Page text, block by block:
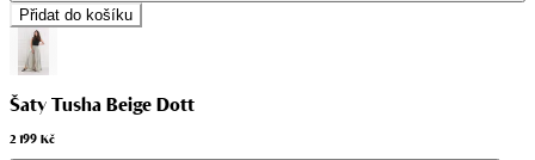
Přidat do košíku
Šaty Tusha Beige Dott
2 199 Kč